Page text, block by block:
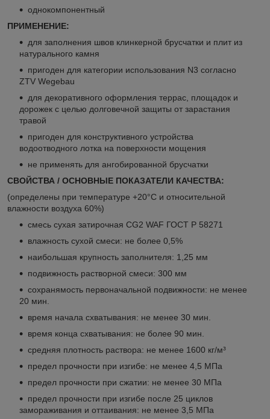
однокомпонентный
ПРИМЕНЕНИЕ:
для заполнения швов клинкерной брусчатки и плит из
натурального камня
пригоден для категории использования N3 согласно
ZTV Wegebau
для декоративного оформления террас, площадок и
дорожек с целью долговечной защиты от зарастания
травой
пригоден для конструктивного устройства
водоотводного лотка на поверхности мощения
не применять для ангобированной брусчатки
СВОЙСТВА / ОСНОВНЫЕ ПОКАЗАТЕЛИ КАЧЕСТВА:
(определены при температуре +20°С и относительной
влажности воздуха 60%)
смесь сухая затирочная СG2 WAF ГОСТ Р 58271
влажность сухой смеси: не более 0,5%
наибольшая крупность заполнителя: 1,25 мм
подвижность растворной смеси: 300 мм
сохранямость первоначальной подвижности: не менее
20 мин.
время начала схватывания: не менее 30 мин.
время конца схватывания: не более 90 мин.
средняя плотность раствора: не менее 1600 кг/м³
предел прочности при изгибе: не менее 4,5 МПа
предел прочности при сжатии: не менее 30 МПа
предел прочности при изгибе после 25 циклов
замораживания и оттаивания: не менее 3,5 МПа